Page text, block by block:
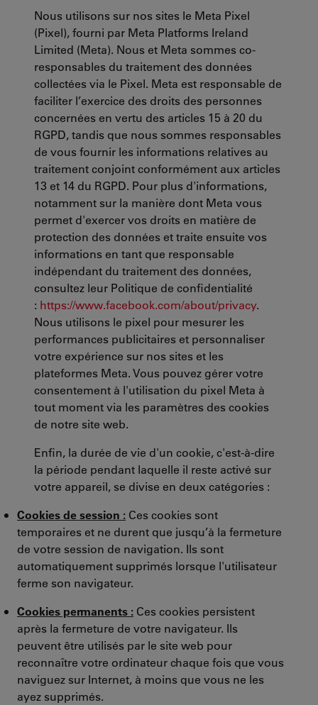
Nous utilisons sur nos sites le Meta Pixel
(Pixel), fourni par Meta Platforms Ireland
Limited (Meta). Nous et Meta sommes co-
responsables du traitement des données
collectées via le Pixel. Meta est responsable de
faciliter l’exercice des droits des personnes
concernées en vertu des articles 15 à 20 du
RGPD, tandis que nous sommes responsables
de vous fournir les informations relatives au
traitement conjoint conformément aux articles
13 et 14 du RGPD. Pour plus d'informations,
notamment sur la manière dont Meta vous
permet d'exercer vos droits en matière de
protection des données et traite ensuite vos
informations en tant que responsable
indépendant du traitement des données,
consultez leur Politique de confidentialité
: https://www.facebook.com/about/privacy.
Nous utilisons le pixel pour mesurer les
performances publicitaires et personnaliser
votre expérience sur nos sites et les
plateformes Meta. Vous pouvez gérer votre
consentement à l'utilisation du pixel Meta à
tout moment via les paramètres des cookies
de notre site web.
Enfin, la durée de vie d'un cookie, c'est-à-dire
la période pendant laquelle il reste activé sur
votre appareil, se divise en deux catégories :
Cookies de session : Ces cookies sont
temporaires et ne durent que jusqu’à la fermeture
de votre session de navigation. Ils sont
automatiquement supprimés lorsque l'utilisateur
ferme son navigateur.
Cookies permanents : Ces cookies persistent
après la fermeture de votre navigateur. Ils
peuvent être utilisés par le site web pour
reconnaître votre ordinateur chaque fois que vous
naviguez sur Internet, à moins que vous ne les
ayez supprimés.